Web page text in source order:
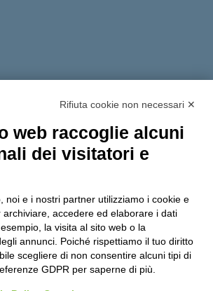
Privacy Policy
Obiettivi di accessibilità
30, Collegno
Email: toic8cg002@istruzione.it
(PEC):toic8cg002@pec.istruzione.it
Rifiuta cookie non necessari ✕
web raccoglie alcuni
dei visitatori e
noi e i nostri partner utilizziamo i cookie e
archiviare, accedere ed elaborare i dati
la visita al sito web o la
annunci. Poiché rispettiamo il tuo diritto
scegliere di non consentire alcuni tipi di
GDPR per saperne di più.